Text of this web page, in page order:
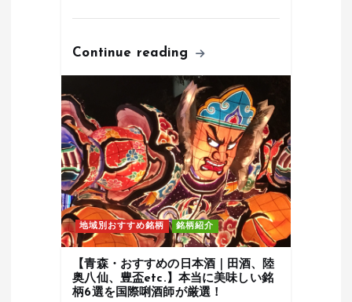
Continue reading
地域別おすすめ銘柄 銘柄紹介
【青森・おすすめの日本酒｜田酒、陸
奥八仙、豊盃etc.】本当に美味しい銘
柄6選を国際唎酒師が厳選！